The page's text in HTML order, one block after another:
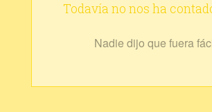
Todavía no nos ha
Nadie dijo que fuera